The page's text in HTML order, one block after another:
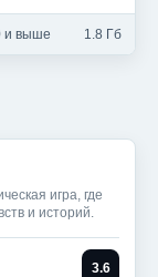
и выше 1.8 Гб
игра, где
и историй.
3.6